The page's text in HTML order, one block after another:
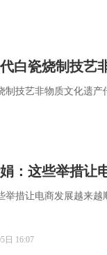
白瓷烧制技艺
制技艺非物质文化遗
：这些举措让
举措让电商发展越来越
日 16:07